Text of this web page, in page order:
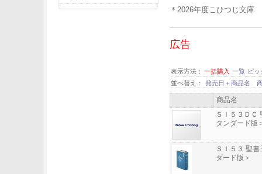
＊2026年度こひつじ文庫
広告
表示方法： 一括購入 一覧 ピ
並べ替え：
発売日＋商品名
商品名
ＳＩ５３ＤＣ
タンダード版
ＳＩ５３ 聖
ダード版＞